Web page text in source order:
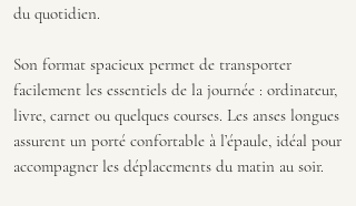
du quotidien.
Son format spacieux permet de transporter
facilement les essentiels de la journée : ordinateur,
livre, carnet ou quelques courses. Les anses longues
assurent un porté confortable à l’épaule, idéal pour
accompagner les déplacements du matin au soir.